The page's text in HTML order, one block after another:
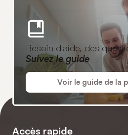
Besoin d'aide, des
Suivez le guide
Voir le guide de la
Accès rapide